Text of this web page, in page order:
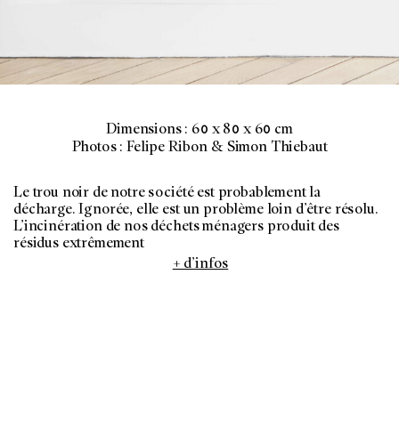
Dimensions : 60 x 80 x 60 cm
Photos : Felipe Ribon & Simon Thiebaut
Le trou noir de notre société est probablement la
décharge. Ignorée, elle est un problème loin d’être résolu.
L’incinération de nos déchets ménagers produit des
résidus extrêmement
+ d’infos